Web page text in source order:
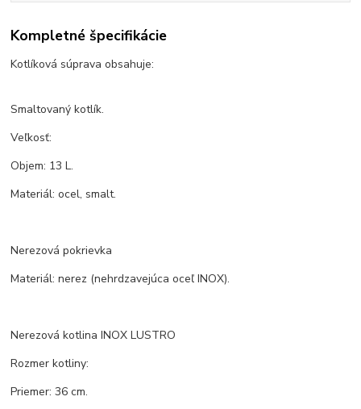
Kompletné špecifikácie
Kotlíková súprava obsahuje:
Smaltovaný kotlík.
Veľkosť:
Objem: 13 L.
Materiál: ocel, smalt.
Nerezová pokrievka
Materiál: nerez (nehrdzavejúca oceľ INOX).
Nerezová kotlina INOX LUSTRO
Rozmer kotliny:
Priemer: 36 cm.